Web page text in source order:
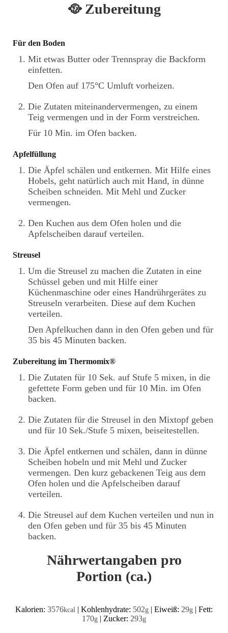
🥘 Zubereitung
Für den Boden
Mit etwas Butter oder Trennspray die Backform
einfetten.
Den Ofen auf 175°C Umluft vorheizen.
Die Zutaten miteinandervermengen, zu einem
Teig vermengen und in der Form verstreichen.
Für 10 Min. im Ofen backen.
Apfelfüllung
Die Äpfel schälen und entkernen. Mit Hilfe eines
Hobels, geht natürlich auch mit Hand, in dünne
Scheiben schneiden. Mit Mehl und Zucker
vermengen.
Den Kuchen aus dem Ofen holen und die
Apfelscheiben darauf verteilen.
Streusel
Um die Streusel zu machen die Zutaten in eine
Schüssel geben und mit Hilfe einer
Küchenmaschine oder eines Handrührgerätes zu
Streuseln verarbeiten. Diese auf dem Kuchen
verteilen.
Den Apfelkuchen dann in den Ofen geben und für
35 bis 45 Minuten backen.
Zubereitung im Thermomix®
Die Zutaten für 10 Sek. auf Stufe 5 mixen, in die
gefettete Form geben und für 10 Min. im Ofen
backen.
Die Zutaten für die Streusel in den Mixtopf geben
und für 10 Sek./Stufe 5 mixen, beiseitestellen.
Die Äpfel entkernen und schälen, dann in dünne
Scheiben hobeln und mit Mehl und Zucker
vermengen. Den kurz gebackenen Teig aus dem
Ofen holen und die Apfelscheiben darauf
verteilen.
Die Streusel auf dem Kuchen verteilen und nun in
den Ofen geben und für 35 bis 45 Minuten
backen.
Nährwertangaben pro
Portion (ca.)
Kalorien: 3576kcal | Kohlenhydrate: 502g | Eiweiß: 29g | Fett:
170g | Zucker: 293g